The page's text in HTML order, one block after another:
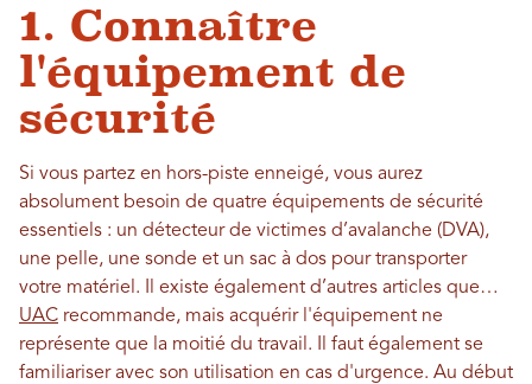
1. Connaître
l'équipement de
sécurité
Si vous partez en hors-piste enneigé, vous aurez
absolument besoin de quatre équipements de sécurité
essentiels : un détecteur de victimes d’avalanche (DVA),
une pelle, une sonde et un sac à dos pour transporter
votre matériel. Il existe également d’autres articles que…
UAC recommande, mais acquérir l'équipement ne
représente que la moitié du travail. Il faut également se
familiariser avec son utilisation en cas d'urgence. Au début